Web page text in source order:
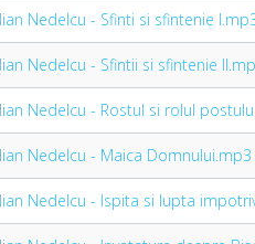
Nedelcu - Sfinti si sfintenie
Nedelcu - Sfintii si sfintenie
Nedelcu - Rostul si rolul
Nedelcu - Maica Domnului.mp3
Nedelcu - Ispita si lupta